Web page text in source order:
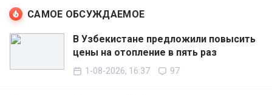
САМОЕ ОБСУЖДАЕМОЕ
В Узбекистане предложили повысить
цены на отопление в пять раз
1-08-2026, 16:37 97